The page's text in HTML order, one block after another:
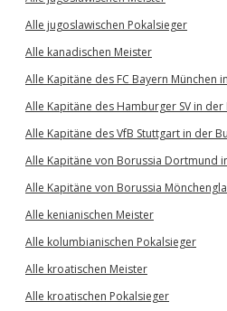
Alle jugoslawischen Pokalsieger
Alle kanadischen Meister
Alle Kapitäne des FC Bayern München
Alle Kapitäne des Hamburger SV in der
Alle Kapitäne des VfB Stuttgart in der
Alle Kapitäne von Borussia Dortmund
Alle Kapitäne von Borussia
Alle kenianischen Meister
Alle kolumbianischen Pokalsieger
Alle kroatischen Meister
Alle kroatischen Pokalsieger